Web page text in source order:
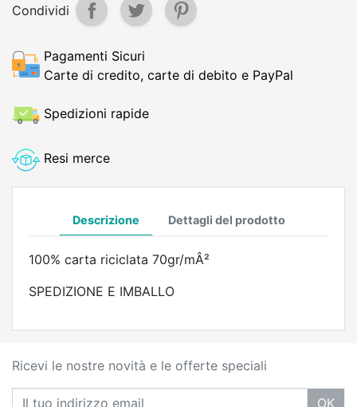
Condividi
Pagamenti Sicuri
Carte di credito, carte di debito e PayPal
Spedizioni rapide
Resi merce
Descrizione Dettagli del prodotto
100% carta riciclata 70gr/mÂ²
SPEDIZIONE E IMBALLO
Ricevi le nostre novità e le offerte speciali
OK